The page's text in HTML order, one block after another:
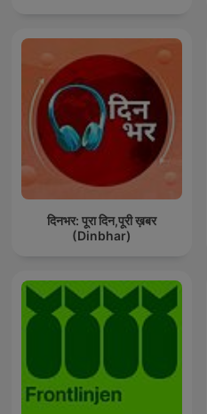
दिनभर: पूरा दिन,पूरी ख़बर
(Dinbhar)